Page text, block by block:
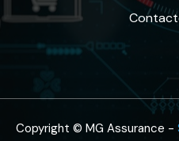
Copyright © MG Assurance -